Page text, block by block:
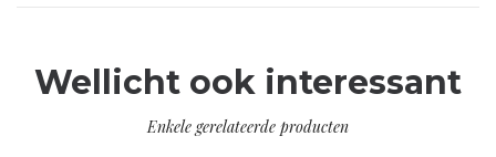
Wellicht ook interessant
Enkele gerelateerde producten